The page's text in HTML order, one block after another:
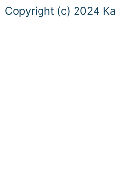
Copyright (c) 2024